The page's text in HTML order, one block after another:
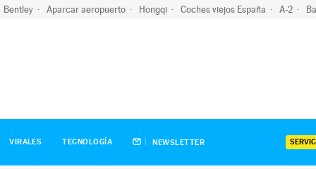
Bentley Aparcar aeropuerto Hongqi Coches viejos España A-2
VIRALES TECNOLOGÍA NEWSLETTER